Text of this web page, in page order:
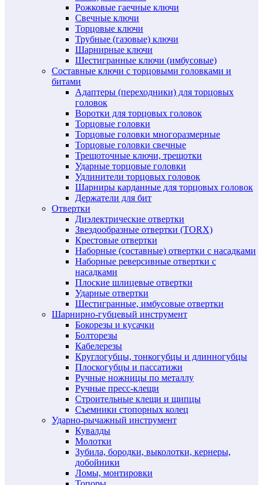
Рожковые гаечные ключи
Свечные ключи
Торцовые ключи
Трубные (газовые) ключи
Шарнирные ключи
Шестигранные ключи (имбусовые)
Составные ключи с торцовыми головками и
битами
Адаптеры (переходники) для торцовых
головок
Воротки для торцовых головок
Торцовые головки
Торцовые головки многоразмерные
Торцовые головки свечные
Трещоточные ключи, трещотки
Ударные торцовые головки
Удлинители торцовых головок
Шарниры карданные для торцовых головок
Держатели для бит
Отвертки
Диэлектрические отвертки
Звездообразные отвертки (TORX)
Крестовые отвертки
Наборные (составные) отвертки с насадками
Наборные реверсивные отвертки с
насадками
Плоские шлицевые отвертки
Ударные отвертки
Шестигранные, имбусовые отвертки
Шарнирно-губцевый инструмент
Бокорезы и кусачки
Болторезы
Кабелерезы
Круглогубцы, тонкогубцы и длинногубцы
Плоскогубцы и пассатижи
Ручные ножницы по металлу
Ручные пресс-клещи
Строительные клещи и щипцы
Съемники стопорных колец
Ударно-рычажный инструмент
Кувалды
Молотки
Зубила, бородки, выколотки, кернеры,
добойники
Ломы, монтировки